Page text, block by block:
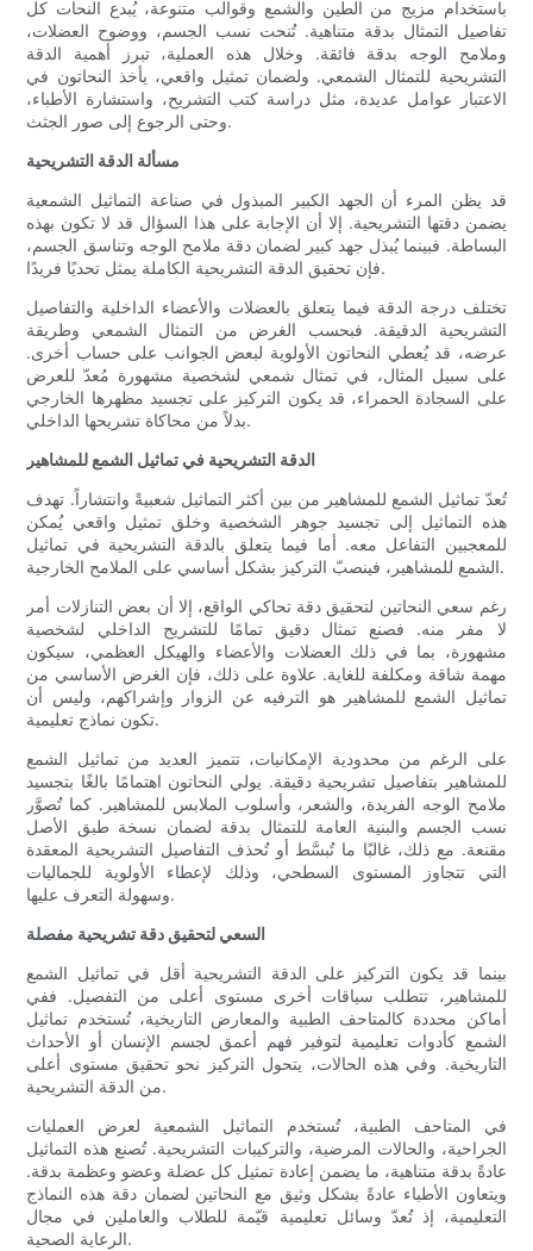
باستخدام مزيج من الطين والشمع وقوالب متنوعة، يُبدع النحات كل
تفاصيل التمثال بدقة متناهية. تُنحت نسب الجسم، ووضوح العضلات،
وملامح الوجه بدقة فائقة. وخلال هذه العملية، تبرز أهمية الدقة
التشريحية للتمثال الشمعي. ولضمان تمثيل واقعي، يأخذ النحاتون في
الاعتبار عوامل عديدة، مثل دراسة كتب التشريح، واستشارة الأطباء،
وحتى الرجوع إلى صور الجثث.
مسألة الدقة التشريحية
قد يظن المرء أن الجهد الكبير المبذول في صناعة التماثيل الشمعية
يضمن دقتها التشريحية. إلا أن الإجابة على هذا السؤال قد لا تكون بهذه
البساطة. فبينما يُبذل جهد كبير لضمان دقة ملامح الوجه وتناسق الجسم،
فإن تحقيق الدقة التشريحية الكاملة يمثل تحديًا فريدًا.
تختلف درجة الدقة فيما يتعلق بالعضلات والأعضاء الداخلية والتفاصيل
التشريحية الدقيقة. فبحسب الغرض من التمثال الشمعي وطريقة
عرضه، قد يُعطي النحاتون الأولوية لبعض الجوانب على حساب أخرى.
على سبيل المثال، في تمثال شمعي لشخصية مشهورة مُعدّ للعرض
على السجادة الحمراء، قد يكون التركيز على تجسيد مظهرها الخارجي
بدلاً من محاكاة تشريحها الداخلي.
الدقة التشريحية في تماثيل الشمع للمشاهير
تُعدّ تماثيل الشمع للمشاهير من بين أكثر التماثيل شعبيةً وانتشاراً. تهدف
هذه التماثيل إلى تجسيد جوهر الشخصية وخلق تمثيل واقعي يُمكن
للمعجبين التفاعل معه. أما فيما يتعلق بالدقة التشريحية في تماثيل
الشمع للمشاهير، فينصبّ التركيز بشكل أساسي على الملامح الخارجية.
رغم سعي النحاتين لتحقيق دقة تحاكي الواقع، إلا أن بعض التنازلات أمر
لا مفر منه. فصنع تمثال دقيق تمامًا للتشريح الداخلي لشخصية
مشهورة، بما في ذلك العضلات والأعضاء والهيكل العظمي، سيكون
مهمة شاقة ومكلفة للغاية. علاوة على ذلك، فإن الغرض الأساسي من
تماثيل الشمع للمشاهير هو الترفيه عن الزوار وإشراكهم، وليس أن
تكون نماذج تعليمية.
على الرغم من محدودية الإمكانيات، تتميز العديد من تماثيل الشمع
للمشاهير بتفاصيل تشريحية دقيقة. يولي النحاتون اهتمامًا بالغًا بتجسيد
ملامح الوجه الفريدة، والشعر، وأسلوب الملابس للمشاهير. كما تُصوَّر
نسب الجسم والبنية العامة للتمثال بدقة لضمان نسخة طبق الأصل
مقنعة. مع ذلك، غالبًا ما تُبسَّط أو تُحذف التفاصيل التشريحية المعقدة
التي تتجاوز المستوى السطحي، وذلك لإعطاء الأولوية للجماليات
وسهولة التعرف عليها.
السعي لتحقيق دقة تشريحية مفصلة
بينما قد يكون التركيز على الدقة التشريحية أقل في تماثيل الشمع
للمشاهير، تتطلب سياقات أخرى مستوى أعلى من التفصيل. ففي
أماكن محددة كالمتاحف الطبية والمعارض التاريخية، تُستخدم تماثيل
الشمع كأدوات تعليمية لتوفير فهم أعمق لجسم الإنسان أو الأحداث
التاريخية. وفي هذه الحالات، يتحول التركيز نحو تحقيق مستوى أعلى
من الدقة التشريحية.
في المتاحف الطبية، تُستخدم التماثيل الشمعية لعرض العمليات
الجراحية، والحالات المرضية، والتركيبات التشريحية. تُصنع هذه التماثيل
عادةً بدقة متناهية، ما يضمن إعادة تمثيل كل عضلة وعضو وعظمة بدقة.
ويتعاون الأطباء عادةً بشكل وثيق مع النحاتين لضمان دقة هذه النماذج
التعليمية، إذ تُعدّ وسائل تعليمية قيّمة للطلاب والعاملين في مجال
الرعاية الصحية.